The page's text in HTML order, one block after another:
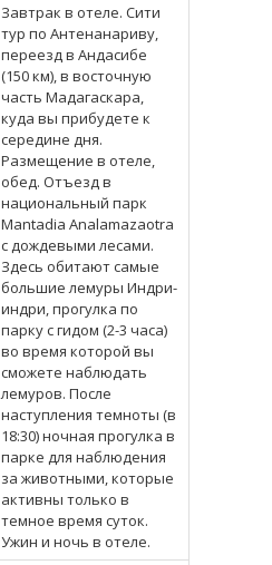
Завтрак в отеле. Сити
тур по Антенанариву,
переезд в Андасибе
(150 км), в восточную
часть Мадагаскара,
куда вы прибудете к
середине дня.
Размещение в отеле,
обед. Отъезд в
национальный парк
Mantadia Analamazaotra
с дождевыми лесами.
Здесь обитают самые
большие лемуры Индри-
индри, прогулка по
парку с гидом (2-3 часа)
во время которой вы
сможете наблюдать
лемуров. После
наступления темноты (в
18:30) ночная прогулка в
парке для наблюдения
за животными, которые
активны только в
темное время суток.
Ужин и ночь в отеле.